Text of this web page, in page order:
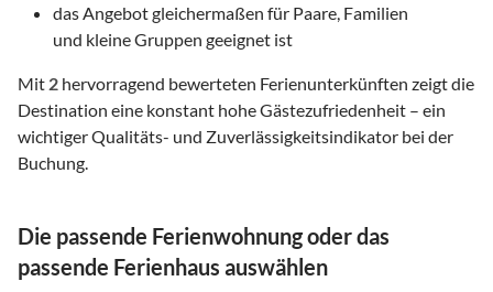
das Angebot gleichermaßen für Paare, Familien
und kleine Gruppen geeignet ist
Mit 2 hervorragend bewerteten Ferienunterkünften zeigt die
Destination eine konstant hohe Gästezufriedenheit – ein
wichtiger Qualitäts- und Zuverlässigkeitsindikator bei der
Buchung.
Die passende Ferienwohnung oder das
passende Ferienhaus auswählen